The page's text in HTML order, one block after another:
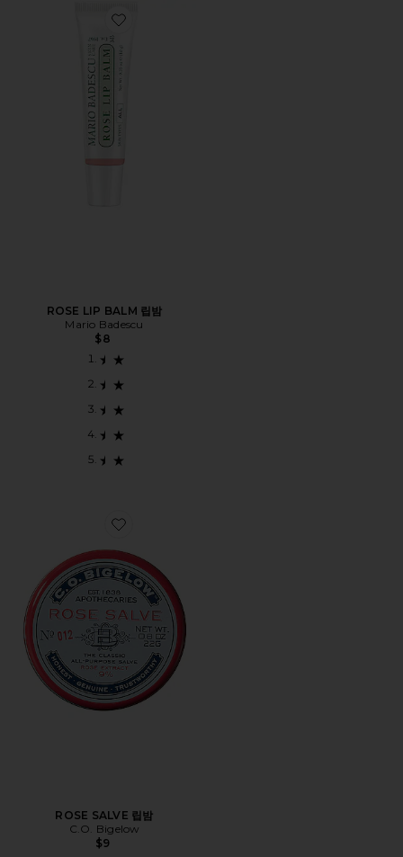
Favorite ROSE LIP BALM 립밤
ROSE LIP BALM 립밤
Mario Badescu
$8
Favorite ROSE SALVE 립밤
ROSE SALVE 립밤
C.O. Bigelow
$9